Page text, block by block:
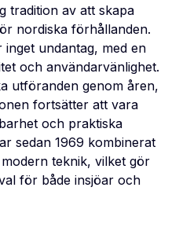
tradition av att skapa
nordiska förhållanden.
undantag, med en
och användarvänlighet.
utföranden genom åren,
fortsätter att vara
och praktiska
sedan 1969 kombinerat
teknik, vilket gör
för både insjöar och